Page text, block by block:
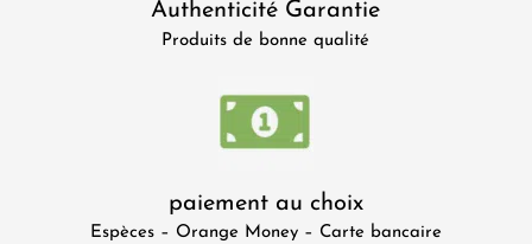
Authenticité Garantie
Produits de bonne qualité
paiement au choix
Espèces – Orange Money – Carte bancaire